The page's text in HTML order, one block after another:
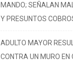
MANDO; SEÑALAN
Y PRESUNTOS
ADULTO MAYOR
CONTRA UN MURO EN